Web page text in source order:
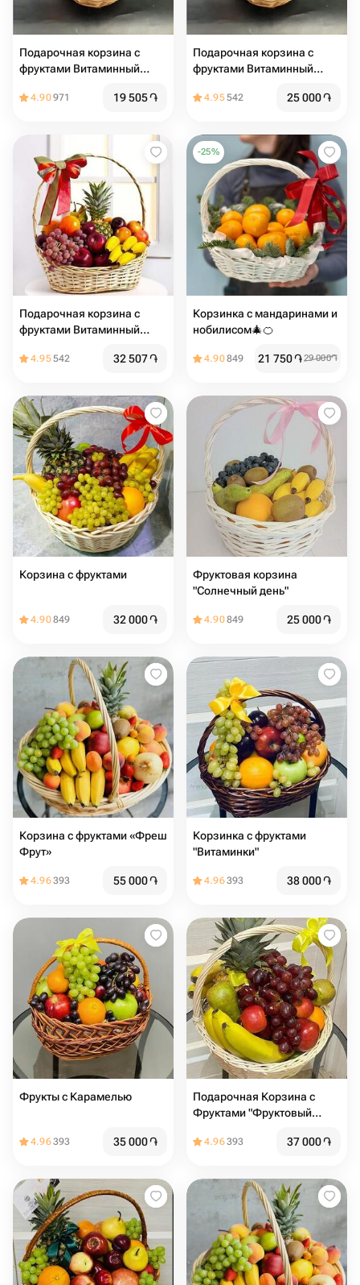
Подарочная корзина с
фруктами Витаминный
4.90971 19 505֏
Подарочная корзина с
фруктами Витаминный
4.95542 25 000֏
Подарочная корзина с
фруктами Витаминный
4.95542 32 507֏
-25%
Корзинка с мандаринами и
нобилисом🎄🍊
4.90849 21 750֏29 000֏
Корзина с фруктами
4.90849 32 000֏
Фруктовая корзина
"Солнечный день"
4.90849 25 000֏
Корзина с фруктами «Фреш
Фрут»
4.96393 55 000֏
Корзинка с фруктами
"Витаминки"
4.96393 38 000֏
Фрукты с Карамелью
4.96393 35 000֏
Подарочная Корзина с
Фруктами "Фруктовый
4.96393 37 000֏